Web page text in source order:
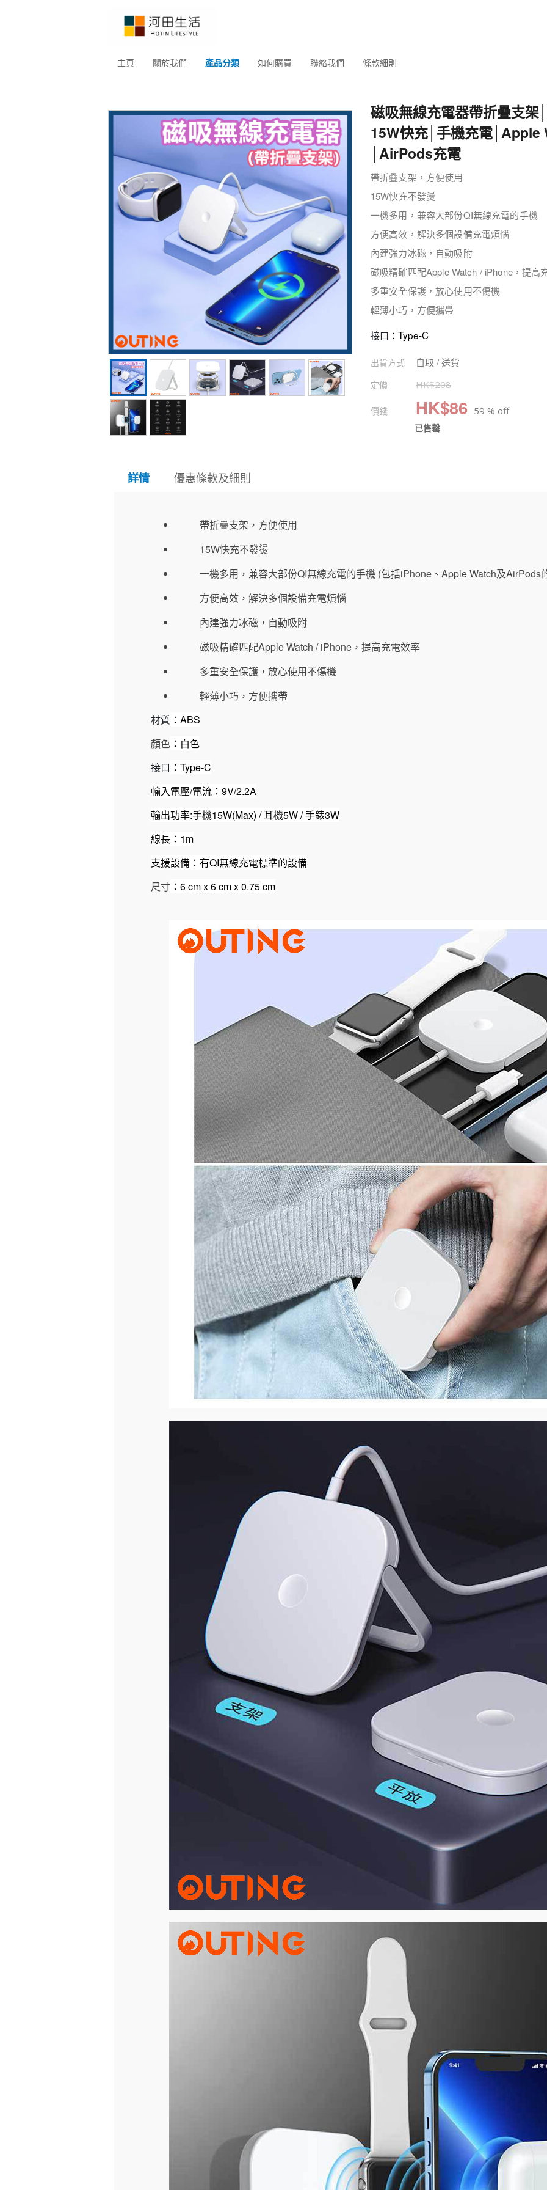
主頁 關於我們 產品分類 如何購買 聯絡我們 條款細則
磁吸無線充電器帶折疊支架
15W快充│手機充電│Apple
│AirPods充電
帶折疊支架，方便使用
15W快充不發燙
一機多用，兼容大部份QI無線充電的手機
方便高效，解決多個設備充電煩惱
內建強力冰磁，自動吸附
磁吸精確匹配Apple Watch / iPhone，提高
多重安全保護，放心使用不傷機
輕薄小巧，方便攜帶
接口 ：Type-C
出貨方式 自取 / 送貨
定價 HK$208
價錢 HK$86 59 % off
已售罄
詳情 優惠條款及細則
帶折疊支架，方便使用
15W快充不發燙
一機多用，兼容大部份QI無線充電的手機 (包括iPhone、Apple Watch及AirPods
方便高效，解決多個設備充電煩惱
內建強力冰磁，自動吸附
磁吸精確匹配Apple Watch / iPhone，提高充電效率
多重安全保護，放心使用不傷機
輕薄小巧，方便攜帶
材質 ： ABS
顏色 ：白色
接口 ： Type-C
輸入電壓/電流： 9V/2.2A
輸出功率:手機15W(Max) /耳機5W /手錶3W
線長： 1m
支援設備：有QI無線充電標準的設備
尺寸 ： 6 cm x 6 cm x 0.75 cm